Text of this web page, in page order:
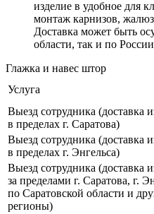
изделие в удобное для
монтаж карнизов,
Доставка может быть
области, так и по
Глажка и навес штор
Услуга
Выезд сотрудника (доставка
в пределах г. Саратова)
Выезд сотрудника (доставка
в пределах г. Энгельса)
Выезд сотрудника (доставка
за пределами г. Саратова, г.
по Саратовской области и
регионы)